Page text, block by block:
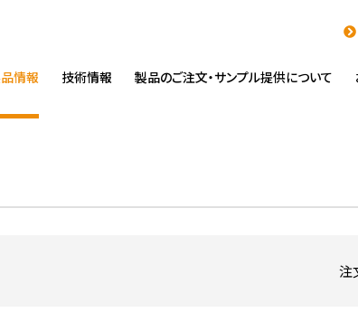
情報 技術情報 製品のご注文・サンプル提供について
注